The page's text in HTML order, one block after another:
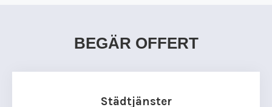
BEGÄR OFFERT
Städtjänster